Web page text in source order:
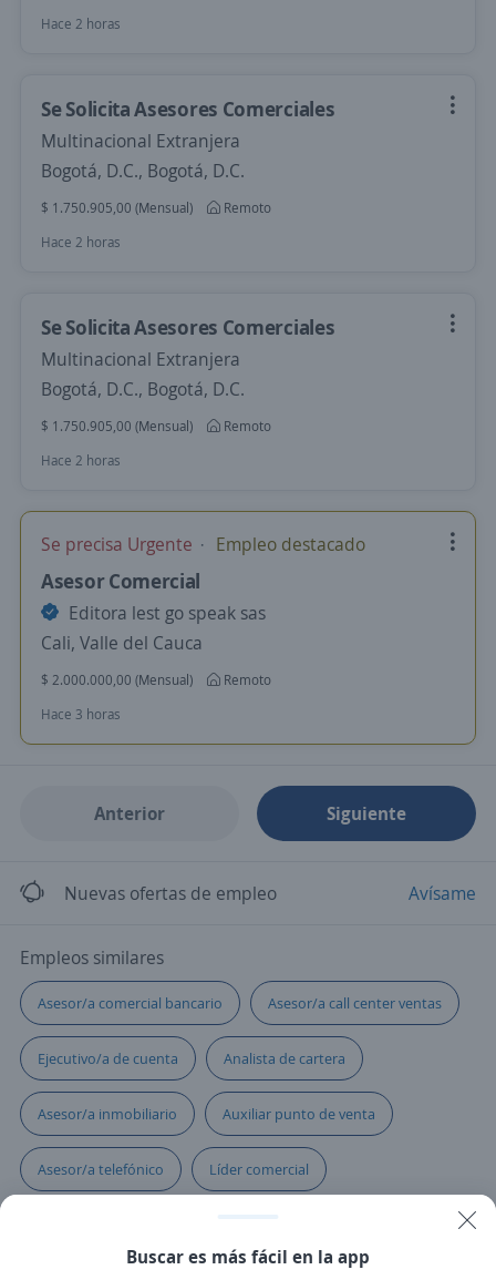
Hace 2 horas
Se Solicita Asesores Comerciales
Multinacional Extranjera
Bogotá, D.C., Bogotá, D.C.
$ 1.750.905,00 (Mensual)
Remoto
Hace 2 horas
Se Solicita Asesores Comerciales
Multinacional Extranjera
Bogotá, D.C., Bogotá, D.C.
$ 1.750.905,00 (Mensual)
Remoto
Hace 2 horas
Se precisa Urgente Empleo destacado
Asesor Comercial
Editora lest go speak sas
Cali, Valle del Cauca
$ 2.000.000,00 (Mensual)
Remoto
Hace 3 horas
Anterior Siguiente
Nuevas ofertas de empleo Avísame
Empleos similares
Asesor/a comercial bancario Asesor/a call center ventas
Ejecutivo/a de cuenta Analista de cartera
Asesor/a inmobiliario Auxiliar punto de venta
Asesor/a telefónico Líder comercial
Buscar es más fácil en la app